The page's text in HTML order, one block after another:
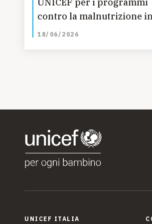
contro la malnutrizione in
Yemen
18/06/2026
UNICEF ITALIA